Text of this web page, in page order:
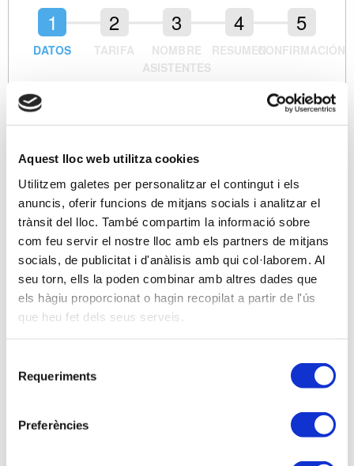
Aquest lloc web utilitza cookies
Utilitzem galetes per personalitzar el contingut i els
anuncis, oferir funcions de mitjans socials i analitzar el
trànsit del lloc. També compartim la informació sobre
com feu servir el nostre lloc amb els partners de mitjans
socials, de publicitat i d'anàlisis amb qui col·laborem. Al
seu torn, ells la poden combinar amb altres dades que
els hàgiu proporcionat o hagin recopilat a partir de l'ús
que heu fet dels seus serveis.
Requeriments
Preferències
DATOS TARIFA
NOMBRE
ASISTENTES
RESUMENCONFIRMACIÓN
Datos de contacto
Nombre (*)
Empresa
NIF
Email (*)
Debe informarse únicamente un solo email para la
inscripción
Dirección